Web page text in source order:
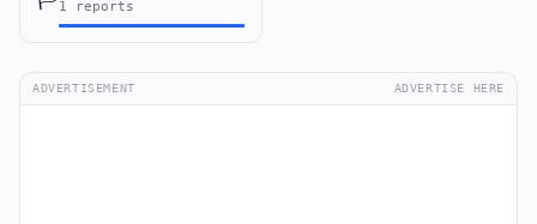
1 reports
ADVERTISEMENT ADVERTISE HERE